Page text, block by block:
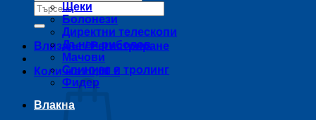
Търсене
за:
Влизане / Регистриране
Количка /0,00 €
Щеки
Болонези
Директни телескопи
Дънен риболов
Мачови
Спининг и тролинг
Фидер
Влакна